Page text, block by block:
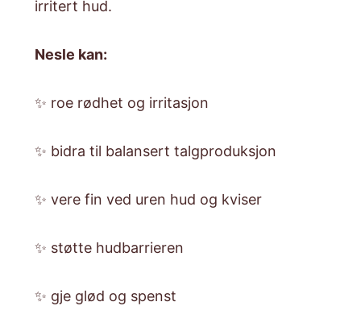
irritert hud.
Nesle kan:
✨ roe rødhet og irritasjon
✨ bidra til balansert talgproduksjon
✨ vere fin ved uren hud og kviser
✨ støtte hudbarrieren
✨ gje glød og spenst